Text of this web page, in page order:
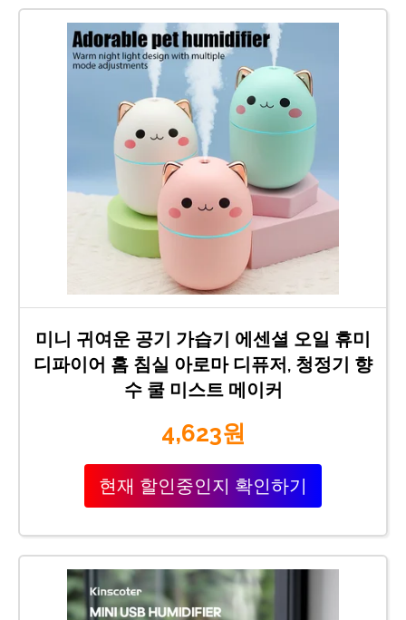
미니 귀여운 공기 가습기 에센셜 오일 휴미
디파이어 홈 침실 아로마 디퓨저, 청정기 향
수 쿨 미스트 메이커
4,623원
현재 할인중인지 확인하기